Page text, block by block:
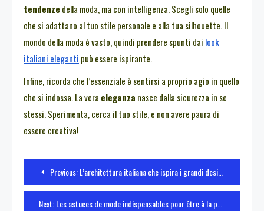
tendenze della moda, ma con intelligenza. Scegli solo quelle
che si adattano al tuo stile personale e alla tua silhouette. Il
mondo della moda è vasto, quindi prendere spunti dai look
italiani eleganti può essere ispirante.
Infine, ricorda che l’essenziale è sentirsi a proprio agio in quello
che si indossa. La vera eleganza nasce dalla sicurezza in se
stessi. Sperimenta, cerca il tuo stile, e non avere paura di
essere creativa!
Navigazione
articoli
Previous:L’architettura italiana che ispira i grandi designer
Next:Les astuces de mode indispensables pour être à la pointe de la tendance